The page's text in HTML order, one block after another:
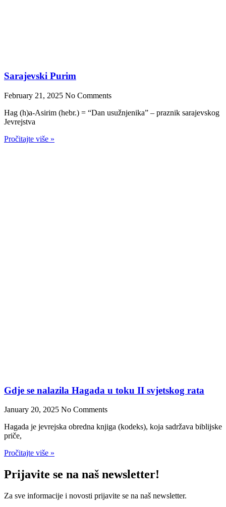
Sarajevski Purim
February 21, 2025 No Comments
Hag (h)a-Asirim (hebr.) = “Dan usužnjenika” – praznik sarajevskog
Jevrejstva
Pročitajte više »
Gdje se nalazila Hagada u toku II svjetskog rata
January 20, 2025 No Comments
Hagada je jevrejska obredna knjiga (kodeks), koja sadržava biblijske
priče,
Pročitajte više »
Prijavite se na naš newsletter!
Za sve informacije i novosti prijavite se na naš newsletter.